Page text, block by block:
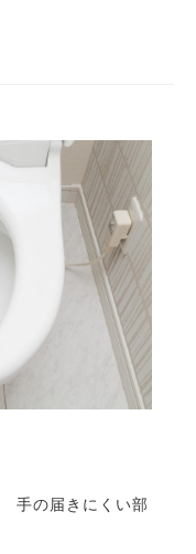
手の届きにくい部